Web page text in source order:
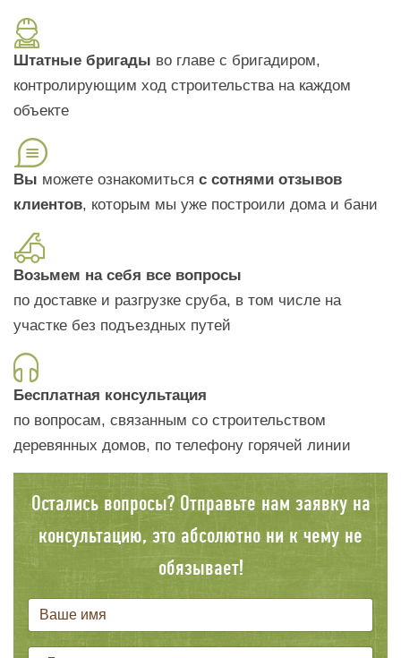
Штатные бригады во главе с бригадиром,
контролирующим ход строительства на каждом
объекте
Вы можете ознакомиться с сотнями отзывов
клиентов, которым мы уже построили дома и бани
Возьмем на себя все вопросы
по доставке и разгрузке сруба, в том числе на
участке без подъездных путей
Бесплатная консультация
по вопросам, связанным со строительством
деревянных домов, по телефону горячей линии
Остались вопросы? Отправьте нам заявку на
консультацию, это абсолютно ни к чему не
обязывает!